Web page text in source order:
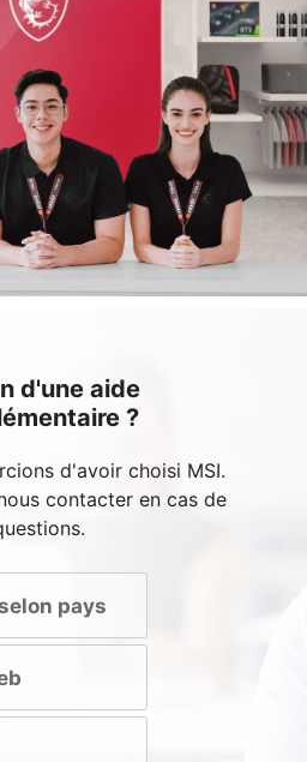
d'une aide
?
d'avoir choisi MSI.
contacter en cas de
pays